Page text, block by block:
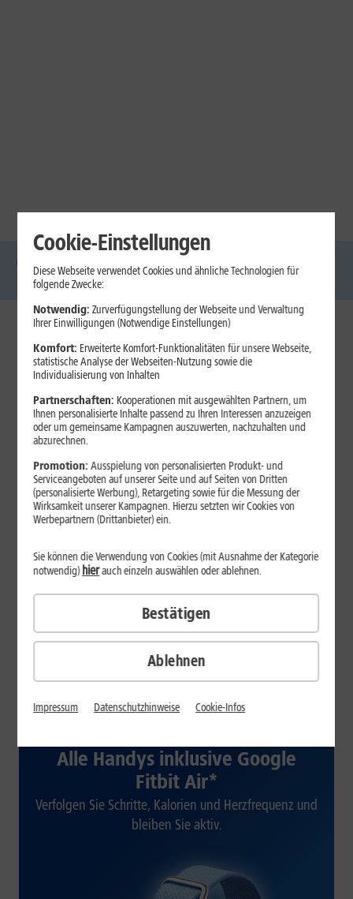
Glasfaser Internet Handys
Mobilfunk-
Laptops
1&1 Internet
Jetzt unterbrechungsfrei ins sehr gute Netz wechseln.
Ohne doppelte Kosten.*
ab 29,99
€/Monat*
Verfügbarkeit prüfen
Alle Handys inklusive Google
Fitbit Air*
Verfolgen Sie Schritte, Kalorien und Herzfrequenz und
bleiben Sie aktiv.
Cookie-Einstellungen
Diese Webseite verwendet Cookies und ähnliche Technologien für
folgende Zwecke:
Notwendig: Zurverfügungstellung der Webseite und Verwaltung
Ihrer Einwilligungen (Notwendige Einstellungen)
Komfort: Erweiterte Komfort-Funktionalitäten für unsere Webseite,
statistische Analyse der Webseiten-Nutzung sowie die
Individualisierung von Inhalten
Partnerschaften: Kooperationen mit ausgewählten Partnern, um
Ihnen personalisierte Inhalte passend zu Ihren Interessen anzuzeigen
oder um gemeinsame Kampagnen auszuwerten, nachzuhalten und
abzurechnen.
Promotion:Ausspielung von personalisierten Produkt- und
Serviceangeboten auf unserer Seite und auf Seiten von Dritten
(personalisierte Werbung), Retargeting sowie für die Messung der
Wirksamkeit unserer Kampagnen. Hierzu setzten wir Cookies von
Werbepartnern (Drittanbieter) ein.
Ablehnen
Sie können die Verwendung von Cookies (mit Ausnahme der Kategorie
notwendig)hierauch einzeln auswählen oder ablehnen.
Bestätigen
Impressum Datenschutzhinweise Cookie-Infos